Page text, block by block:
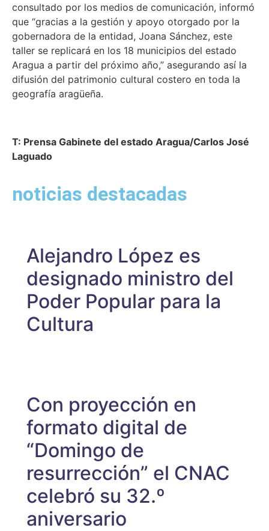
consultado por los medios de comunicación, informó
que “gracias a la gestión y apoyo otorgado por la
gobernadora de la entidad, Joana Sánchez, este
taller se replicará en los 18 municipios del estado
Aragua a partir del próximo año,” asegurando así la
difusión del patrimonio cultural costero en toda la
geografía aragüeña.
T: Prensa Gabinete del estado Aragua/Carlos José
Laguado
noticias destacadas
Alejandro López es
designado ministro del
Poder Popular para la
Cultura
Con proyección en
formato digital de
“Domingo de
resurrección” el CNAC
celebró su 32.º
aniversario